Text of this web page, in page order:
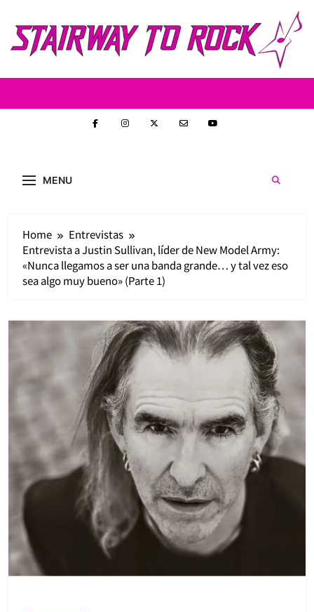
content
ofrecer contenido original, profundo y sin
MENU
Home
Entrevistas
Entrevista a Justin Sullivan, líder de New Model Army:
«Nunca llegamos a ser una banda grande… y tal vez eso
sea algo muy bueno» (Parte 1)